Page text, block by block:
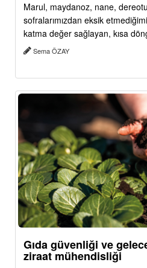
Marul, maydanoz, nane,
sofralarımızdan eksik
katma değer sağlayan, kısa
Sema ÖZAY
Gıda güvenliği ve
ziraat mühendisliği